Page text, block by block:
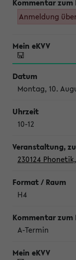
Anmeldung
Montag, 10.
10-12
230124
H4
A-Termin